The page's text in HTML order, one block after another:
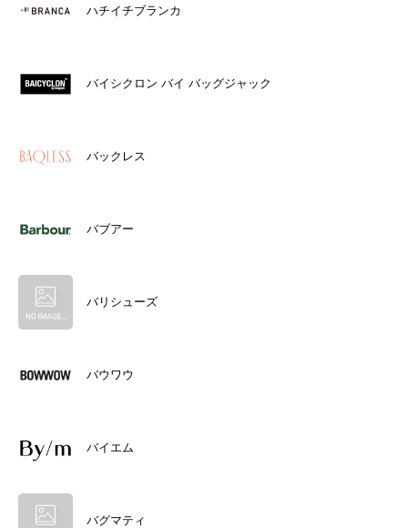
ハチイチブランカ
バイシクロン バイ バッグジャック
バックレス
バブアー
バリシューズ
バウワウ
バイエム
バグマティ